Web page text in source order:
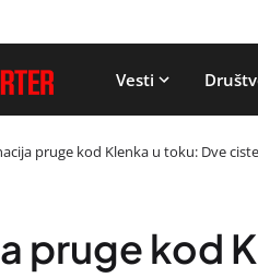
Vesti
pruge kod Klenka u toku: Dve
pruge kod